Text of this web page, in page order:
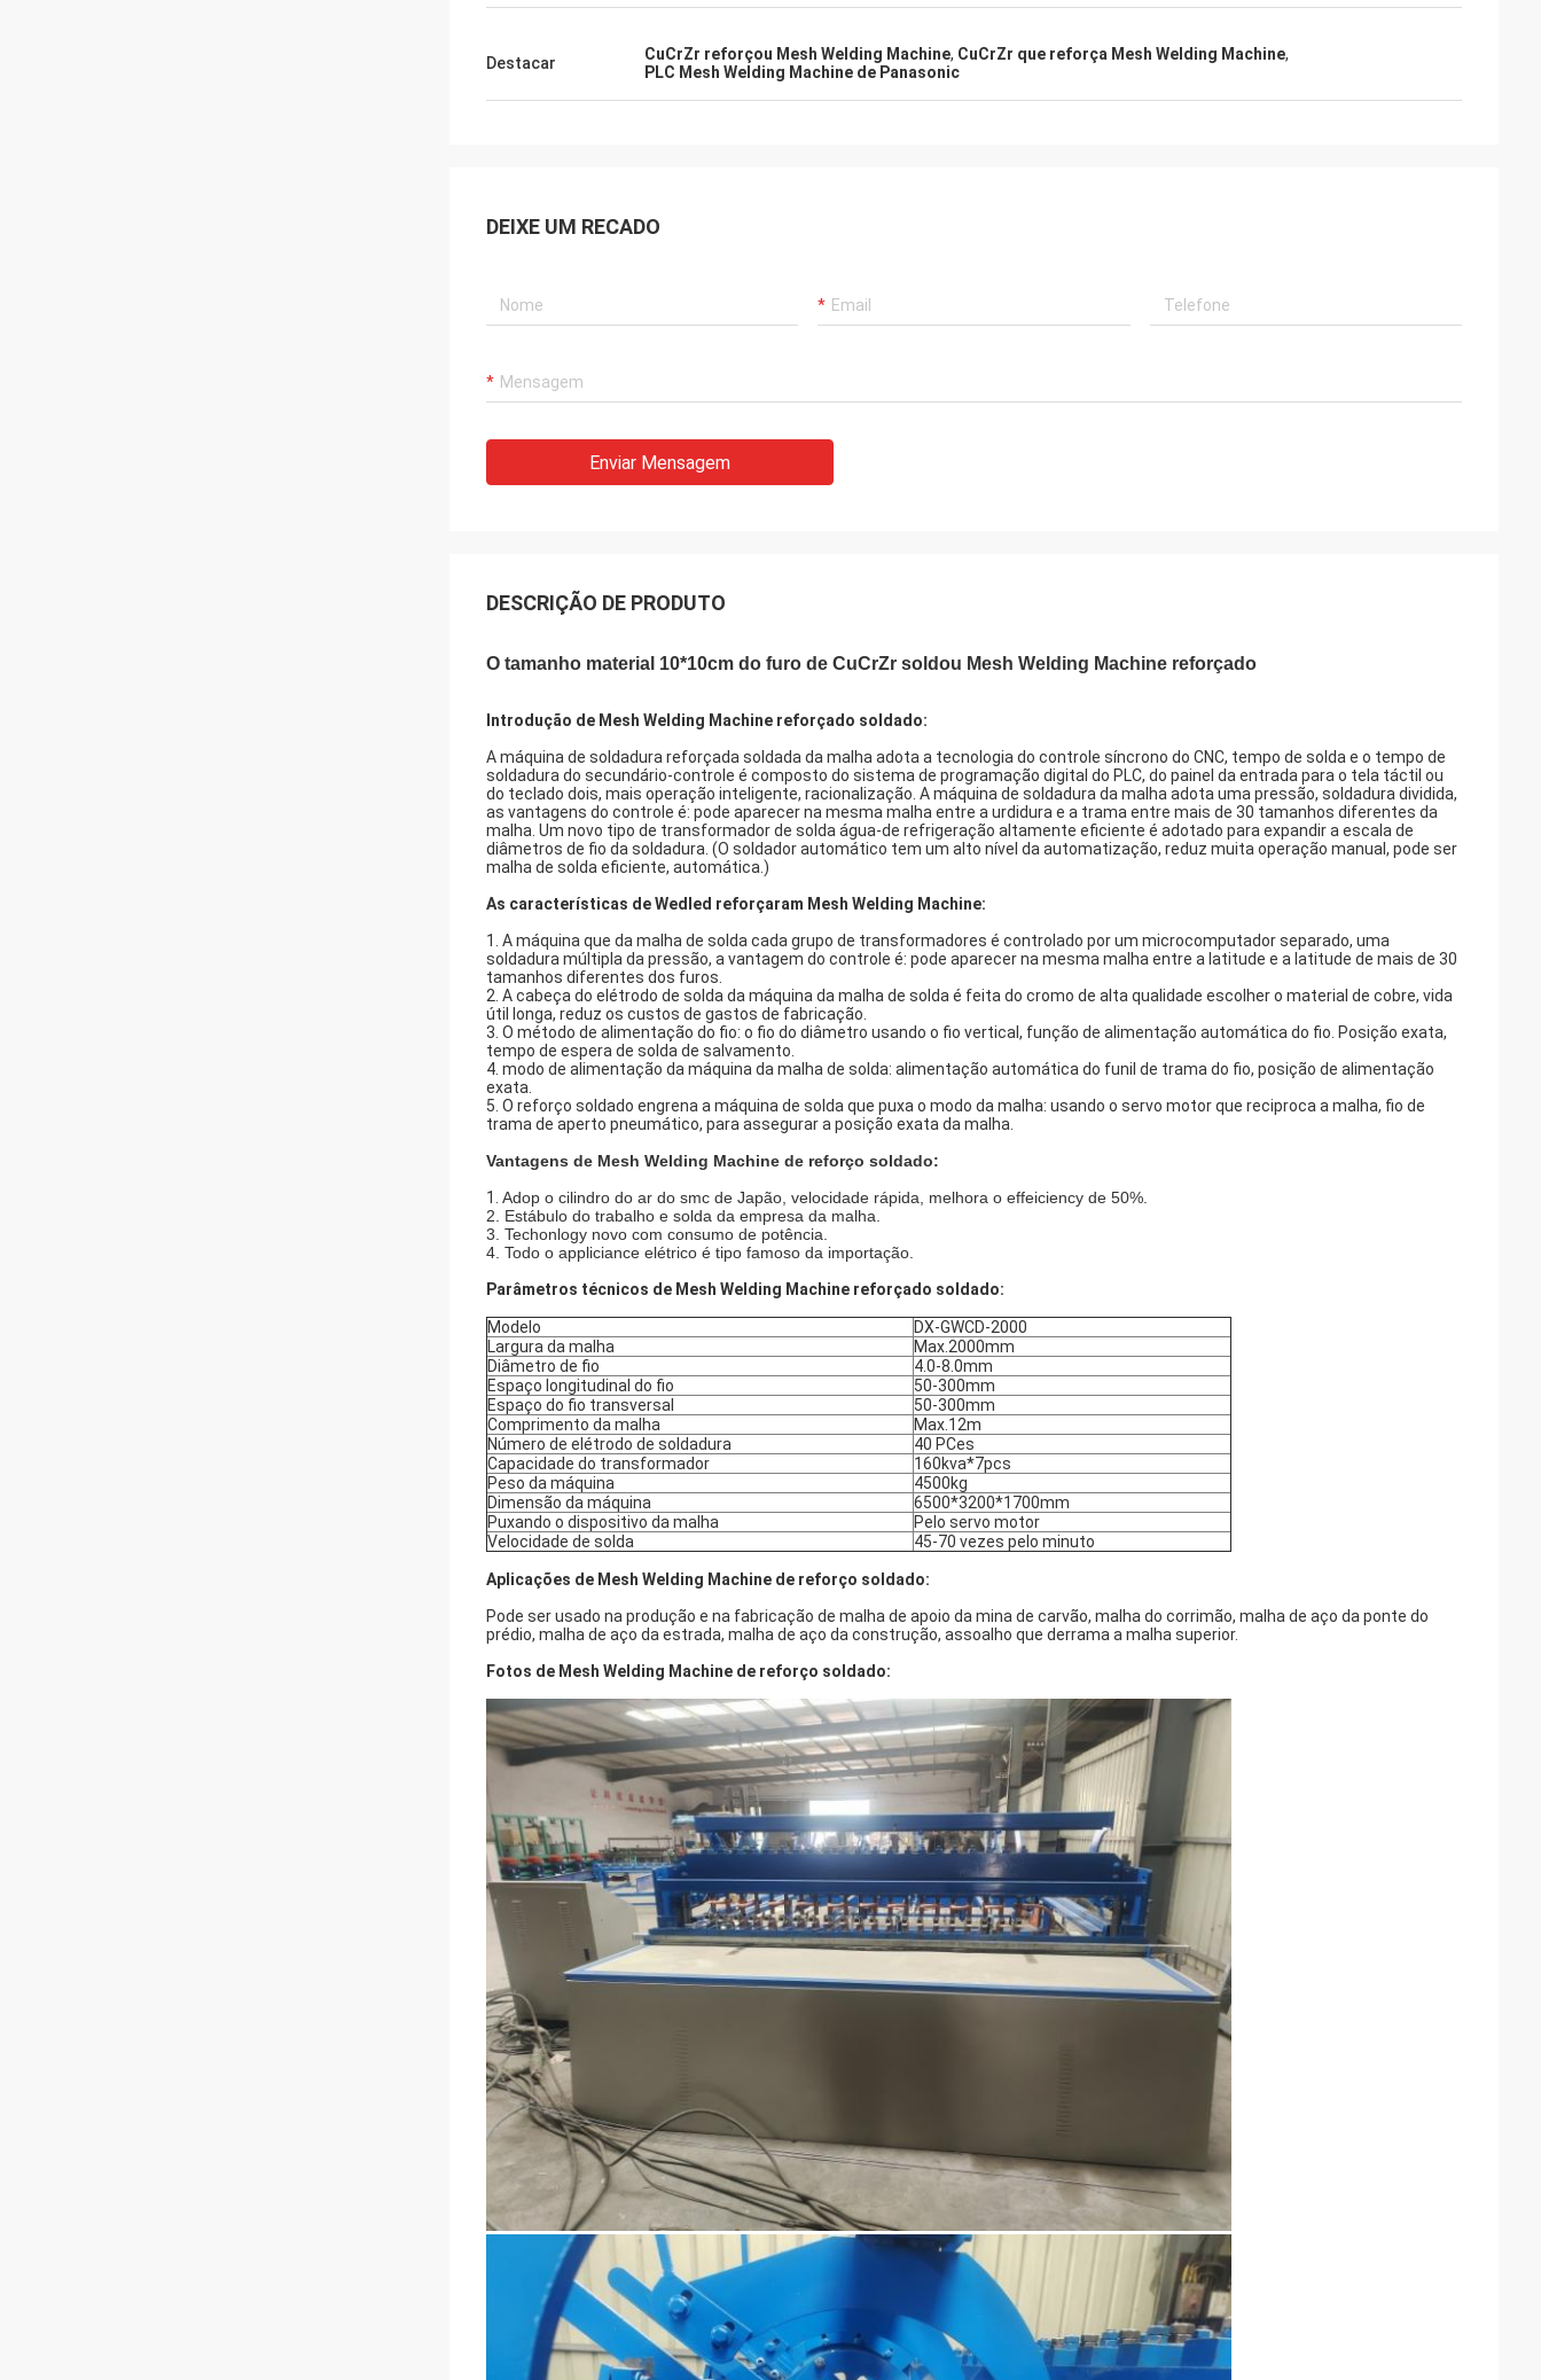
Destacar CuCrZr reforçou Mesh Welding Machine, CuCrZr que reforça Mesh Welding Machine,
PLC Mesh Welding Machine de Panasonic
DEIXE UM RECADO
Enviar Mensagem
DESCRIÇÃO DE PRODUTO
O tamanho material 10*10cm do furo de CuCrZr soldou Mesh Welding Machine reforçado
Introdução de Mesh Welding Machine reforçado soldado:
A máquina de soldadura reforçada soldada da malha adota a tecnologia do controle síncrono do CNC, tempo de solda e o tempo de
soldadura do secundário-controle é composto do sistema de programação digital do PLC, do painel da entrada para o tela táctil ou
do teclado dois, mais operação inteligente, racionalização. A máquina de soldadura da malha adota uma pressão, soldadura dividida,
as vantagens do controle é: pode aparecer na mesma malha entre a urdidura e a trama entre mais de 30 tamanhos diferentes da
malha. Um novo tipo de transformador de solda água-de refrigeração altamente eficiente é adotado para expandir a escala de
diâmetros de fio da soldadura. (O soldador automático tem um alto nível da automatização, reduz muita operação manual, pode ser
malha de solda eficiente, automática.)
As características de Wedled reforçaram Mesh Welding Machine:
1. A máquina que da malha de solda cada grupo de transformadores é controlado por um microcomputador separado, uma
soldadura múltipla da pressão, a vantagem do controle é: pode aparecer na mesma malha entre a latitude e a latitude de mais de 30
tamanhos diferentes dos furos.
2. A cabeça do elétrodo de solda da máquina da malha de solda é feita do cromo de alta qualidade escolher o material de cobre, vida
útil longa, reduz os custos de gastos de fabricação.
3. O método de alimentação do fio: o fio do diâmetro usando o fio vertical, função de alimentação automática do fio. Posição exata,
tempo de espera de solda de salvamento.
4. modo de alimentação da máquina da malha de solda: alimentação automática do funil de trama do fio, posição de alimentação
exata.
5. O reforço soldado engrena a máquina de solda que puxa o modo da malha: usando o servo motor que reciproca a malha, fio de
trama de aperto pneumático, para assegurar a posição exata da malha.
Vantagens de Mesh Welding Machine de reforço soldado:
1. Adop o cilindro do ar do smc de Japão, velocidade rápida, melhora o effeiciency de 50%.
2. Estábulo do trabalho e solda da empresa da malha.
3. Techonlogy novo com consumo de potência.
4. Todo o appliciance elétrico é tipo famoso da importação.
Parâmetros técnicos de Mesh Welding Machine reforçado soldado:
Modelo
DX-GWCD-2000
Largura da malha
Max.2000mm
Diâmetro de fio
4.0-8.0mm
Espaço longitudinal do fio
50-300mm
Espaço do fio transversal
50-300mm
Comprimento da malha
Max.12m
Número de elétrodo de soldadura
40 PCes
Capacidade do transformador
160kva*7pcs
Peso da máquina
4500kg
Dimensão da máquina
6500*3200*1700mm
Puxando o dispositivo da malha
Pelo servo motor
Velocidade de solda
45-70 vezes pelo minuto
Aplicações de Mesh Welding Machine de reforço soldado:
Pode ser usado na produção e na fabricação de malha de apoio da mina de carvão, malha do corrimão, malha de aço da ponte do
prédio, malha de aço da estrada, malha de aço da construção, assoalho que derrama a malha superior.
Fotos de Mesh Welding Machine de reforço soldado: